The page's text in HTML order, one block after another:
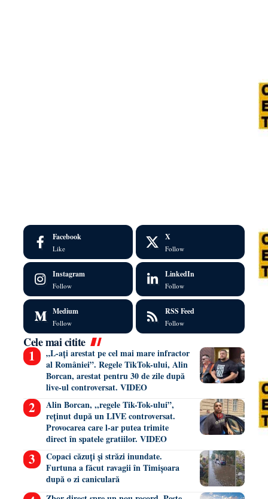
Facebook
Like
X
Follow
Instagram
Follow
LinkedIn
Follow
Medium
Follow
RSS Feed
Follow
Cele mai citite
„L-ați arestat pe cel mai mare infractor
al României”. Regele TikTok-ului, Alin
Borcan, arestat pentru 30 de zile după
live-ul controversat. VIDEO
Alin Borcan, ,,regele Tik-Tok-ului”,
reținut după un LIVE controversat.
Provocarea care l-ar putea trimite
direct în spatele gratiilor. VIDEO
Copaci căzuți și străzi inundate.
Furtuna a făcut ravagii în Timișoara
după o zi caniculară